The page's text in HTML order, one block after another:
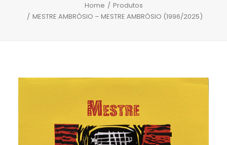
CART
Home
Produtos
MESTRE AMBRÓSIO – MESTRE AMBRÓSIO (1996/2025)